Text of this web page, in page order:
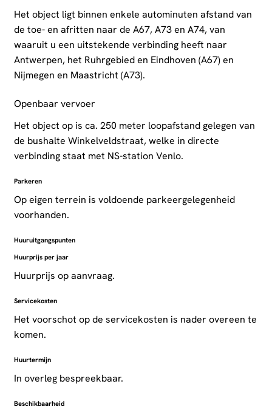
Het object ligt binnen enkele autominuten afstand van
de toe- en afritten naar de A67, A73 en A74, van
waaruit u een uitstekende verbinding heeft naar
Antwerpen, het Ruhrgebied en Eindhoven (A67) en
Nijmegen en Maastricht (A73).
Openbaar vervoer
Het object op is ca. 250 meter loopafstand gelegen van
de bushalte Winkelveldstraat, welke in directe
verbinding staat met NS-station Venlo.
Parkeren
Op eigen terrein is voldoende parkeergelegenheid
voorhanden.
Huuruitgangspunten
Huurprijs per jaar
Huurprijs op aanvraag.
Servicekosten
Het voorschot op de servicekosten is nader overeen te
komen.
Huurtermijn
In overleg bespreekbaar.
Beschikbaarheid